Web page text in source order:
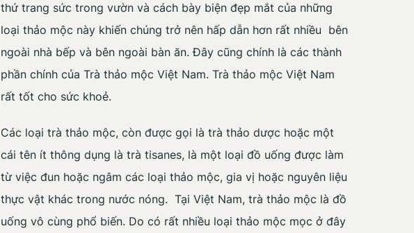
thứ trang sức trong vườn và cách bày biện đẹp mắt của những
loại thảo mộc này khiến chúng trở nên hấp dẫn hơn rất nhiều bên
ngoài nhà bếp và bên ngoài bàn ăn. Đây cũng chính là các thành
phần chính của Trà thảo mộc Việt Nam. Trà thảo mộc Việt Nam
rất tốt cho sức khoẻ.
Các loại trà thảo mộc, còn được gọi là trà thảo dược hoặc một
cái tên ít thông dụng là trà tisanes, là một loại đồ uống được làm
từ việc đun hoặc ngâm các loại thảo mộc, gia vị hoặc nguyên liệu
thực vật khác trong nước nóng. Tại Việt Nam, trà thảo mộc là đồ
uống vô cùng phổ biến. Do có rất nhiều loại thảo mộc mọc ở đây